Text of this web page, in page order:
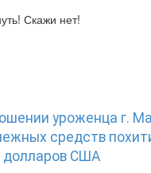
Скажи нет!
уроженца г.
средств
долларов США